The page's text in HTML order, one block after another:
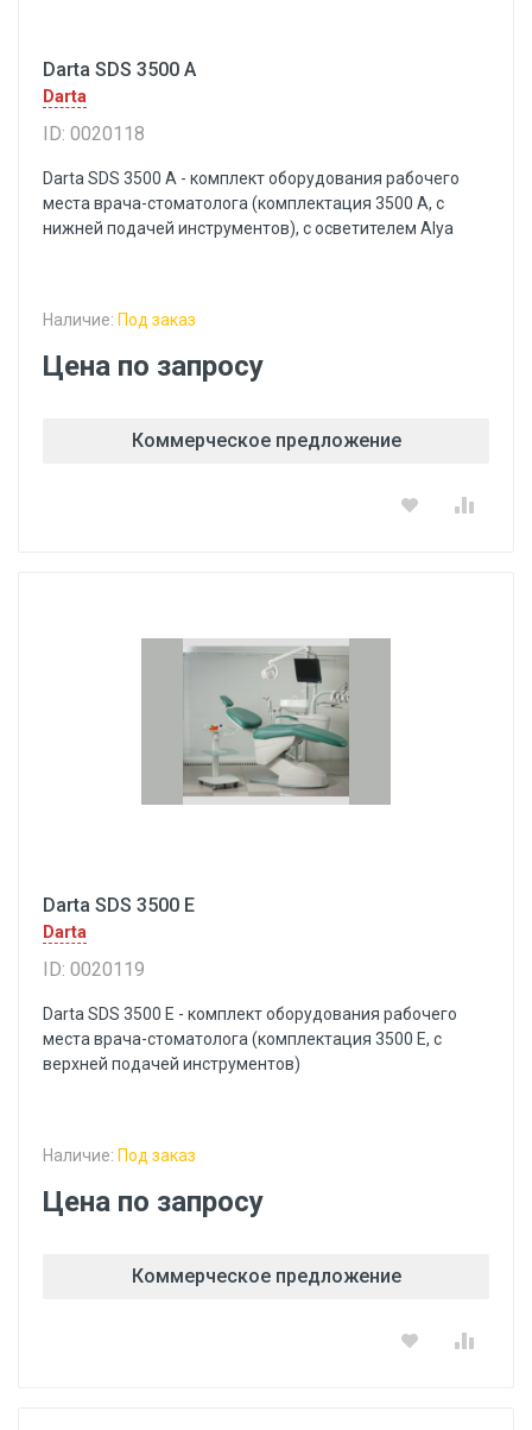
Darta SDS 3500 A
Darta
ID: 0020118
Darta SDS 3500 A - комплект оборудования рабочего
места врача-стоматолога (комплектация 3500 A, с
нижней подачей инструментов), с осветителем Alya
Наличие: Под заказ
Цена по запросу
Коммерческое предложение
Darta SDS 3500 E
Darta
ID: 0020119
Darta SDS 3500 E - комплект оборудования рабочего
места врача-стоматолога (комплектация 3500 E, с
верхней подачей инструментов)
Наличие: Под заказ
Цена по запросу
Коммерческое предложение